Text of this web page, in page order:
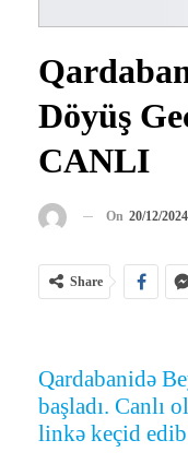
Döyüş
CANLI
On 20/12/2024
Share
Qardabanidə
başladı. Canlı
linkə keçid